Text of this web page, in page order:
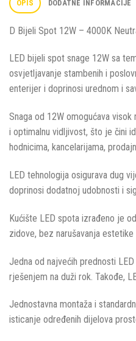
OPIS DODATNE INFORMACIJE
D Bijeli Spot 12W – 4000K
LED bijeli spot snage 12W sa
osvjetljavanje stambenih i
enterijer i doprinosi urednom i
Snaga od 12W omogućava
i optimalnu vidljivost, što je čini
hodnicima, kancelarijama,
LED tehnologija osigurava dug
doprinosi dodatnoj udobnosti i
Kućište LED spota izrađeno je
zidove, bez narušavanja
Jedna od najvećih prednosti
rješenjem na duži rok. Takođe,
Jednostavna montaža i
isticanje određenih dijelova